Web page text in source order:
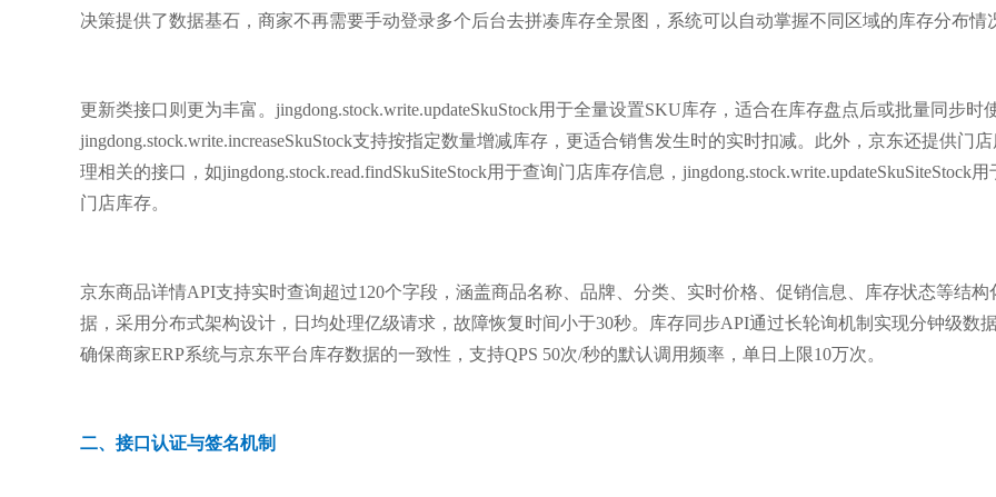
决策提供了数据基石，商家不再需要手动登录多个后台去拼凑库存全景图，系统可以自动掌握不同区域的库存分布情
更新类接口则更为丰富。jingdong.stock.write.updateSkuStock用于全量设置SKU库存，适合在库存盘点后或批量同步时
jingdong.stock.write.increaseSkuStock支持按指定数量增减库存，更适合销售发生时的实时扣减。此外，京东还提供门
理相关的接口，如jingdong.stock.read.findSkuSiteStock用于查询门店库存信息，jingdong.stock.write.updateSkuSiteStock
门店库存。
京东商品详情API支持实时查询超过120个字段，涵盖商品名称、品牌、分类、实时价格、促销信息、库存状态等结构
据，采用分布式架构设计，日均处理亿级请求，故障恢复时间小于30秒。库存同步API通过长轮询机制实现分钟级数
确保商家ERP系统与京东平台库存数据的一致性，支持QPS 50次/秒的默认调用频率，单日上限10万次。
二、接口认证与签名机制